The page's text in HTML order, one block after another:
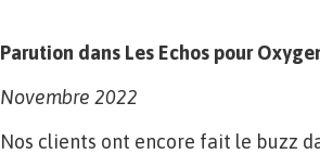
Parution dans Les Echos pour
Novembre 2022
Nos clients ont encore fait le buzz